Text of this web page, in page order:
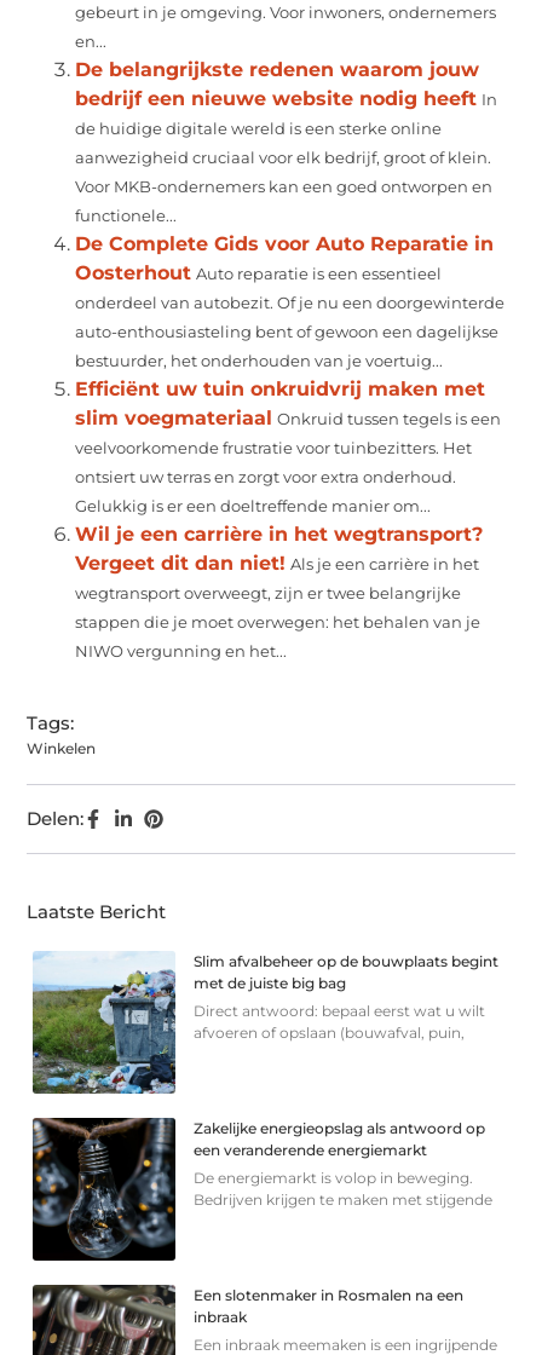
gebeurt in je omgeving. Voor inwoners, ondernemers
en...
De belangrijkste redenen waarom jouw
bedrijf een nieuwe website nodig heeft In
de huidige digitale wereld is een sterke online
aanwezigheid cruciaal voor elk bedrijf, groot of klein.
Voor MKB-ondernemers kan een goed ontworpen en
functionele...
De Complete Gids voor Auto Reparatie in
Oosterhout Auto reparatie is een essentieel
onderdeel van autobezit. Of je nu een doorgewinterde
auto-enthousiasteling bent of gewoon een dagelijkse
bestuurder, het onderhouden van je voertuig...
Efficiënt uw tuin onkruidvrij maken met
slim voegmateriaal Onkruid tussen tegels is een
veelvoorkomende frustratie voor tuinbezitters. Het
ontsiert uw terras en zorgt voor extra onderhoud.
Gelukkig is er een doeltreffende manier om...
Wil je een carrière in het wegtransport?
Vergeet dit dan niet! Als je een carrière in het
wegtransport overweegt, zijn er twee belangrijke
stappen die je moet overwegen: het behalen van je
NIWO vergunning en het...
Tags:
Winkelen
Delen:
Laatste Bericht
Slim afvalbeheer op de bouwplaats begint
met de juiste big bag
Direct antwoord: bepaal eerst wat u wilt
afvoeren of opslaan (bouwafval, puin,
Zakelijke energieopslag als antwoord op
een veranderende energiemarkt
De energiemarkt is volop in beweging.
Bedrijven krijgen te maken met stijgende
Een slotenmaker in Rosmalen na een
inbraak
Een inbraak meemaken is een ingrijpende